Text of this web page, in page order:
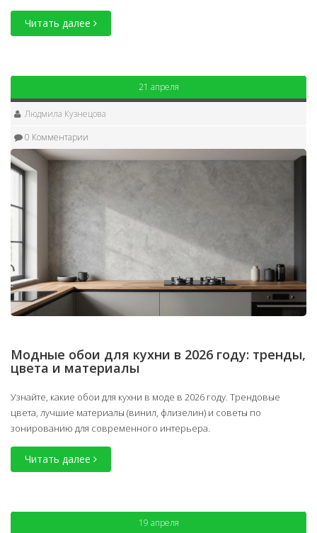
Читать далее
21 апреля
Людмила Кузнецова
0 Комментарии
Модные обои для кухни в 2026 году: тренды,
цвета и материалы
Узнайте, какие обои для кухни в моде в 2026 году. Трендовые
цвета, лучшие материалы (винил, флизелин) и советы по
зонированию для современного интерьера.
Читать далее
19 апреля